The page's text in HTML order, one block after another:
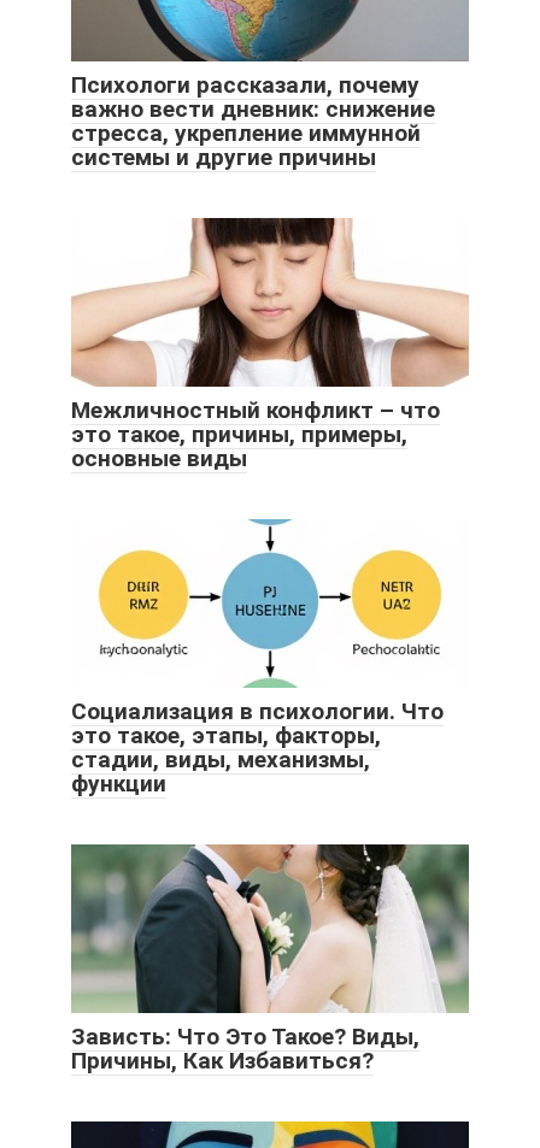
Психологи рассказали, почему
важно вести дневник: снижение
стресса, укрепление иммунной
системы и другие причины
Межличностный конфликт – что
это такое, причины, примеры,
основные виды
Социализация в психологии. Что
это такое, этапы, факторы,
стадии, виды, механизмы,
функции
Зависть: Что Это Такое? Виды,
Причины, Как Избавиться?